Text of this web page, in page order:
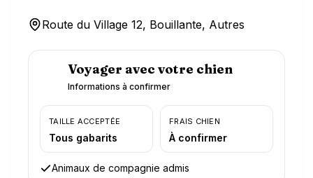
Route du Village 12, Bouillante, Autres
Voyager avec votre chien
Informations à confirmer
TAILLE ACCEPTÉE
Tous gabarits
FRAIS CHIEN
À confirmer
Animaux de compagnie admis